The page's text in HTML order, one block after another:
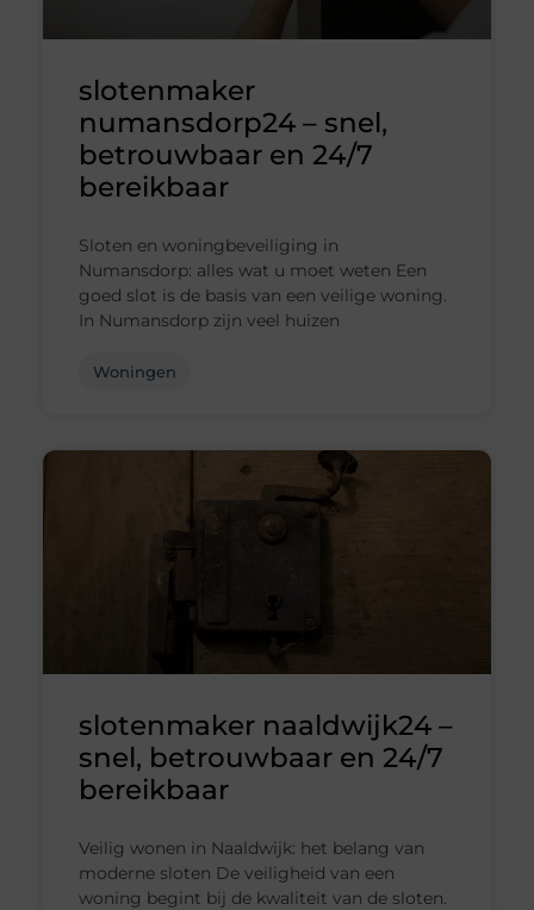
slotenmaker
numansdorp24 – snel,
betrouwbaar en 24/7
bereikbaar
Sloten en woningbeveiliging in
Numansdorp: alles wat u moet weten Een
goed slot is de basis van een veilige woning.
In Numansdorp zijn veel huizen
Woningen
slotenmaker naaldwijk24 –
snel, betrouwbaar en 24/7
bereikbaar
Veilig wonen in Naaldwijk: het belang van
moderne sloten De veiligheid van een
woning begint bij de kwaliteit van de sloten.